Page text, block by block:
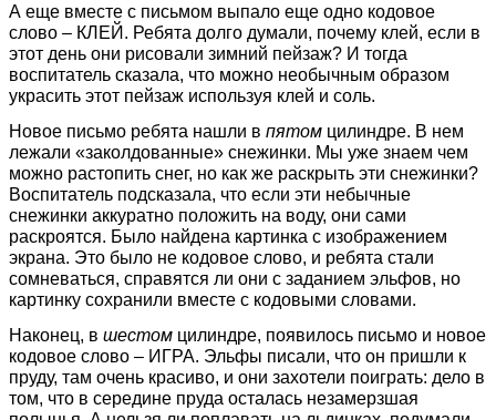
А еще вместе с письмом выпало еще одно кодовое
слово – КЛЕЙ. Ребята долго думали, почему клей, если в
этот день они рисовали зимний пейзаж? И тогда
воспитатель сказала, что можно необычным образом
украсить этот пейзаж используя клей и соль.
Новое письмо ребята нашли в пятом цилиндре. В нем
лежали «заколдованные» снежинки. Мы уже знаем чем
можно растопить снег, но как же раскрыть эти снежинки?
Воспитатель подсказала, что если эти небычные
снежинки аккуратно положить на воду, они сами
раскроятся. Было найдена картинка с изображением
экрана. Это было не кодовое слово, и ребята стали
сомневаться, справятся ли они с заданием эльфов, но
картинку сохранили вместе с кодовыми словами.
Наконец, в шестом цилиндре, появилось письмо и новое
кодовое слово – ИГРА. Эльфы писали, что он пришли к
пруду, там очень красиво, и они захотели поиграть: дело в
том, что в середине пруда осталась незамерзшая